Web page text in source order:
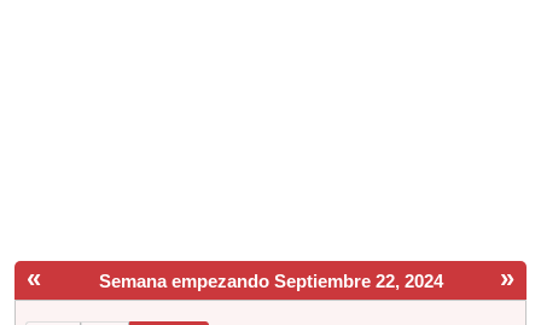
« »
Semana empezando Septiembre 22, 2024